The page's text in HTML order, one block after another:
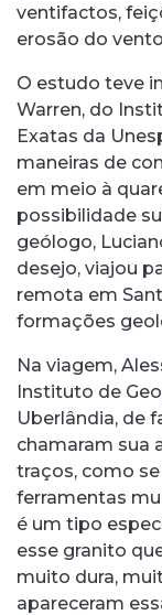
ventifactos,
erosão do
O estudo teve
Warren, do
Exatas da
maneiras de
em meio à
possibilidade
geólogo,
desejo, viajou
remota em
formações
Na viagem,
Instituto de
Uberlândia, de
chamaram sua
traços, como
ferramentas
é um tipo
esse granito
muito dura,
apareceram